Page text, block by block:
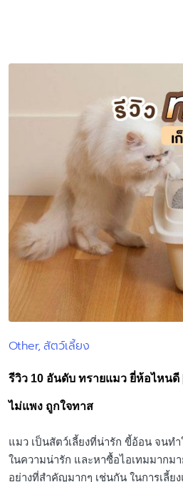
Posted
Other สัตว์เลี้ยง
รีวิว 10 อันดับ ทรายแมว ยี่ห้อไหนดี
ไม่แพง ถูกใจทาส
แมว เป็นสัตว์เลี้ยงที่น่ารัก ขี้อ้อน จนท
ในความน่ารัก และหาซื้อไอเทมมากม
อย่างที่สำคัญมากๆ เช่นกัน ในการเลี้ย